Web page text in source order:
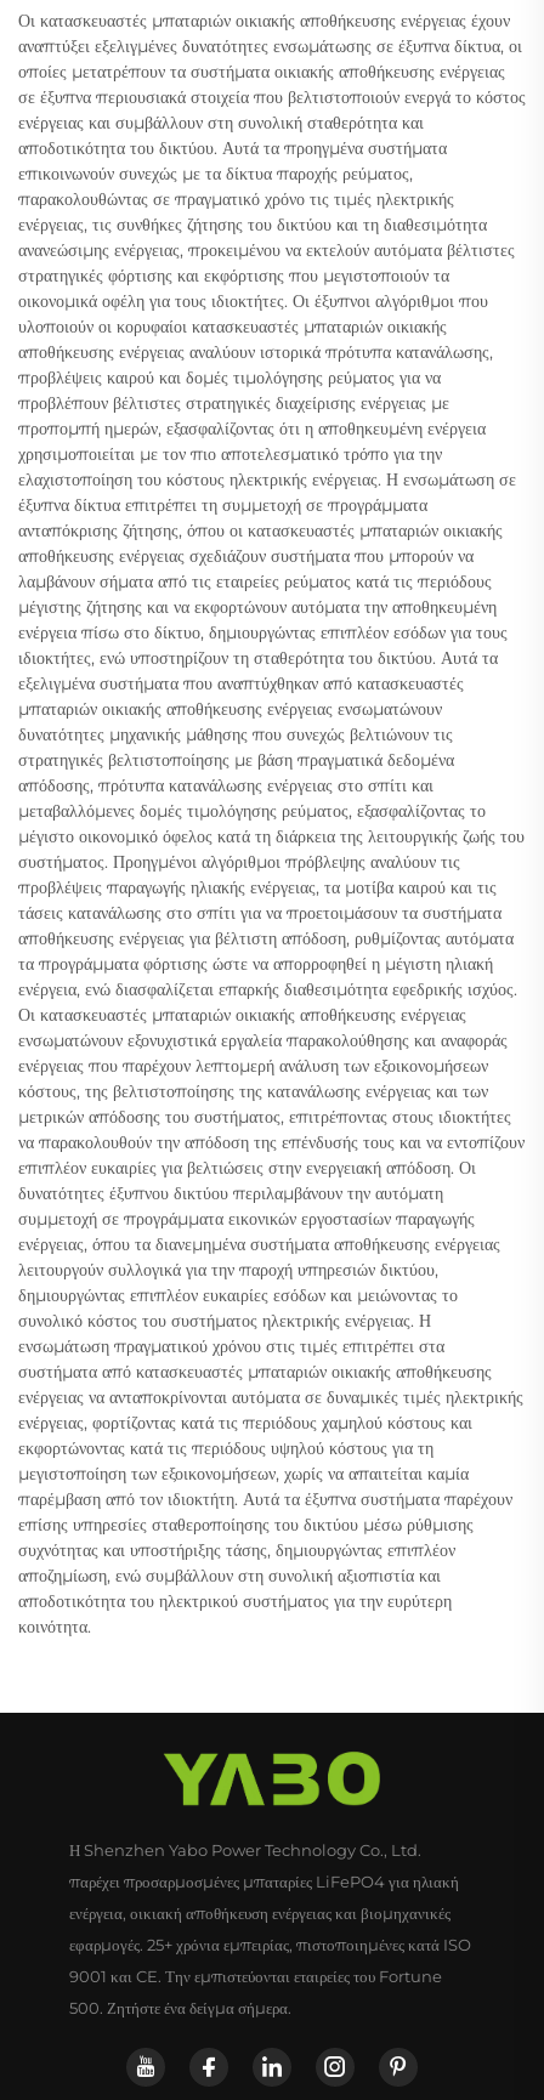
Οι κατασκευαστές μπαταριών οικιακής αποθήκευσης ενέργειας έχουν
αναπτύξει εξελιγμένες δυνατότητες ενσωμάτωσης σε έξυπνα δίκτυα, οι
οποίες μετατρέπουν τα συστήματα οικιακής αποθήκευσης ενέργειας
σε έξυπνα περιουσιακά στοιχεία που βελτιστοποιούν ενεργά το κόστος
ενέργειας και συμβάλλουν στη συνολική σταθερότητα και
αποδοτικότητα του δικτύου. Αυτά τα προηγμένα συστήματα
επικοινωνούν συνεχώς με τα δίκτυα παροχής ρεύματος,
παρακολουθώντας σε πραγματικό χρόνο τις τιμές ηλεκτρικής
ενέργειας, τις συνθήκες ζήτησης του δικτύου και τη διαθεσιμότητα
ανανεώσιμης ενέργειας, προκειμένου να εκτελούν αυτόματα βέλτιστες
στρατηγικές φόρτισης και εκφόρτισης που μεγιστοποιούν τα
οικονομικά οφέλη για τους ιδιοκτήτες. Οι έξυπνοι αλγόριθμοι που
υλοποιούν οι κορυφαίοι κατασκευαστές μπαταριών οικιακής
αποθήκευσης ενέργειας αναλύουν ιστορικά πρότυπα κατανάλωσης,
προβλέψεις καιρού και δομές τιμολόγησης ρεύματος για να
προβλέπουν βέλτιστες στρατηγικές διαχείρισης ενέργειας με
προπομπή ημερών, εξασφαλίζοντας ότι η αποθηκευμένη ενέργεια
χρησιμοποιείται με τον πιο αποτελεσματικό τρόπο για την
ελαχιστοποίηση του κόστους ηλεκτρικής ενέργειας. Η ενσωμάτωση σε
έξυπνα δίκτυα επιτρέπει τη συμμετοχή σε προγράμματα
ανταπόκρισης ζήτησης, όπου οι κατασκευαστές μπαταριών οικιακής
αποθήκευσης ενέργειας σχεδιάζουν συστήματα που μπορούν να
λαμβάνουν σήματα από τις εταιρείες ρεύματος κατά τις περιόδους
μέγιστης ζήτησης και να εκφορτώνουν αυτόματα την αποθηκευμένη
ενέργεια πίσω στο δίκτυο, δημιουργώντας επιπλέον εσόδων για τους
ιδιοκτήτες, ενώ υποστηρίζουν τη σταθερότητα του δικτύου. Αυτά τα
εξελιγμένα συστήματα που αναπτύχθηκαν από κατασκευαστές
μπαταριών οικιακής αποθήκευσης ενέργειας ενσωματώνουν
δυνατότητες μηχανικής μάθησης που συνεχώς βελτιώνουν τις
στρατηγικές βελτιστοποίησης με βάση πραγματικά δεδομένα
απόδοσης, πρότυπα κατανάλωσης ενέργειας στο σπίτι και
μεταβαλλόμενες δομές τιμολόγησης ρεύματος, εξασφαλίζοντας το
μέγιστο οικονομικό όφελος κατά τη διάρκεια της λειτουργικής ζωής του
συστήματος. Προηγμένοι αλγόριθμοι πρόβλεψης αναλύουν τις
προβλέψεις παραγωγής ηλιακής ενέργειας, τα μοτίβα καιρού και τις
τάσεις κατανάλωσης στο σπίτι για να προετοιμάσουν τα συστήματα
αποθήκευσης ενέργειας για βέλτιστη απόδοση, ρυθμίζοντας αυτόματα
τα προγράμματα φόρτισης ώστε να απορροφηθεί η μέγιστη ηλιακή
ενέργεια, ενώ διασφαλίζεται επαρκής διαθεσιμότητα εφεδρικής ισχύος.
Οι κατασκευαστές μπαταριών οικιακής αποθήκευσης ενέργειας
ενσωματώνουν εξονυχιστικά εργαλεία παρακολούθησης και αναφοράς
ενέργειας που παρέχουν λεπτομερή ανάλυση των εξοικονομήσεων
κόστους, της βελτιστοποίησης της κατανάλωσης ενέργειας και των
μετρικών απόδοσης του συστήματος, επιτρέποντας στους ιδιοκτήτες
να παρακολουθούν την απόδοση της επένδυσής τους και να εντοπίζουν
επιπλέον ευκαιρίες για βελτιώσεις στην ενεργειακή απόδοση. Οι
δυνατότητες έξυπνου δικτύου περιλαμβάνουν την αυτόματη
συμμετοχή σε προγράμματα εικονικών εργοστασίων παραγωγής
ενέργειας, όπου τα διανεμημένα συστήματα αποθήκευσης ενέργειας
λειτουργούν συλλογικά για την παροχή υπηρεσιών δικτύου,
δημιουργώντας επιπλέον ευκαιρίες εσόδων και μειώνοντας το
συνολικό κόστος του συστήματος ηλεκτρικής ενέργειας. Η
ενσωμάτωση πραγματικού χρόνου στις τιμές επιτρέπει στα
συστήματα από κατασκευαστές μπαταριών οικιακής αποθήκευσης
ενέργειας να ανταποκρίνονται αυτόματα σε δυναμικές τιμές ηλεκτρικής
ενέργειας, φορτίζοντας κατά τις περιόδους χαμηλού κόστους και
εκφορτώνοντας κατά τις περιόδους υψηλού κόστους για τη
μεγιστοποίηση των εξοικονομήσεων, χωρίς να απαιτείται καμία
παρέμβαση από τον ιδιοκτήτη. Αυτά τα έξυπνα συστήματα παρέχουν
επίσης υπηρεσίες σταθεροποίησης του δικτύου μέσω ρύθμισης
συχνότητας και υποστήριξης τάσης, δημιουργώντας επιπλέον
αποζημίωση, ενώ συμβάλλουν στη συνολική αξιοπιστία και
αποδοτικότητα του ηλεκτρικού συστήματος για την ευρύτερη
κοινότητα.
Η Shenzhen Yabo Power Technology Co., Ltd.
παρέχει προσαρμοσμένες μπαταρίες LiFePO4 για ηλιακή
ενέργεια, οικιακή αποθήκευση ενέργειας και βιομηχανικές
εφαρμογές. 25+ χρόνια εμπειρίας, πιστοποιημένες κατά ISO
9001 και CE. Την εμπιστεύονται εταιρείες του Fortune
500. Ζητήστε ένα δείγμα σήμερα.